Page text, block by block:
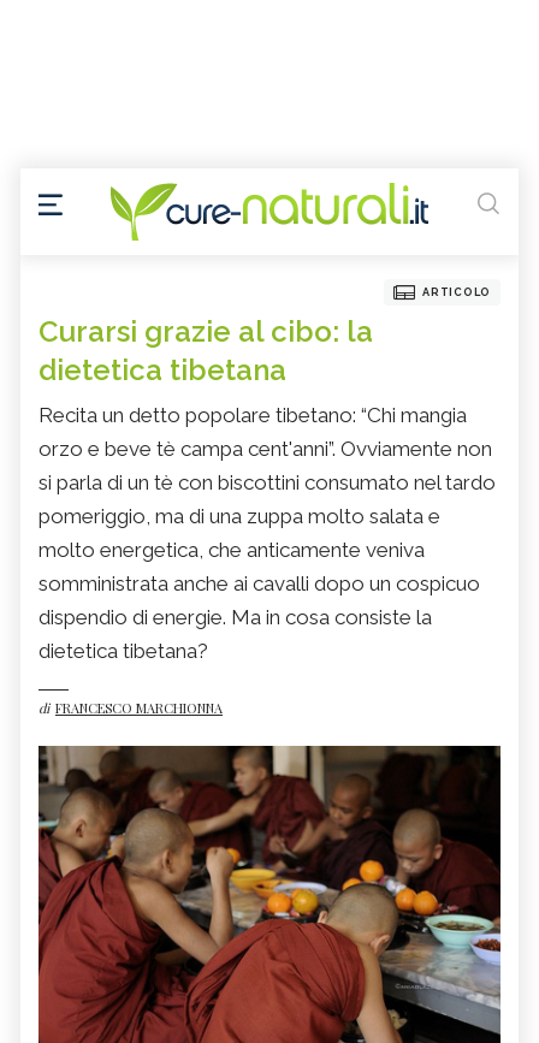
ARTICOLO
Curarsi grazie al cibo: la
dietetica tibetana
Recita un detto popolare tibetano: “Chi mangia
orzo e beve tè campa cent'anni”. Ovviamente non
si parla di un tè con biscottini consumato nel tardo
pomeriggio, ma di una zuppa molto salata e
molto energetica, che anticamente veniva
somministrata anche ai cavalli dopo un cospicuo
dispendio di energie. Ma in cosa consiste la
dietetica tibetana?
di FRANCESCO MARCHIONNA